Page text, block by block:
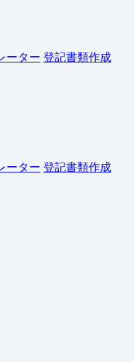
ーター 登記書類作成
ーター 登記書類作成